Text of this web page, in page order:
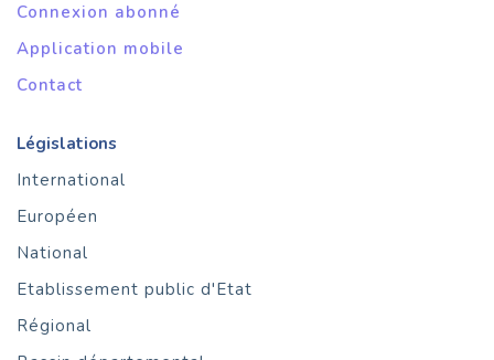
Connexion abonné
Application mobile
Contact
Législations
International
Européen
National
Etablissement public d'Etat
Régional